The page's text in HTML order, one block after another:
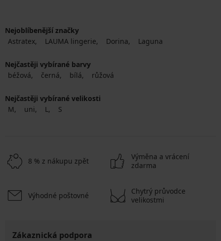
Nejoblíbenější značky
Astratex
LAUMA lingerie Dorina Laguna
Nejčastěji vybírané barvy
béžová
černá bílá růžová
Nejčastěji vybírané velikosti
M
uni L S
8 % z nákupu zpět
Výměna a vrácení
zdarma
Výhodné poštovné
Chytrý průvodce
velikostmi
Zákaznická podpora